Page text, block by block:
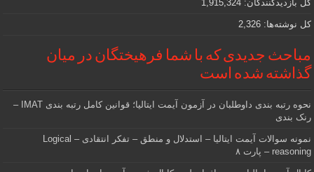
کل بازدیدکنند‌گان:1,915,324
کل نوشته‌ها:2,326
مباحث جدیدی که با شما فرهیختگان در میان
گذاشته شده است
نحوه رتبه بندی داوطلبان در آزمون آیمت ایتالیا؛ قوانین کامل رتبه بندی IMAT –
رنک بندی
نمونه سوالات آیمت ایتالیا – استدلال و منطق – تفکر انتقادی – Logical
reasoning – پارت ۸